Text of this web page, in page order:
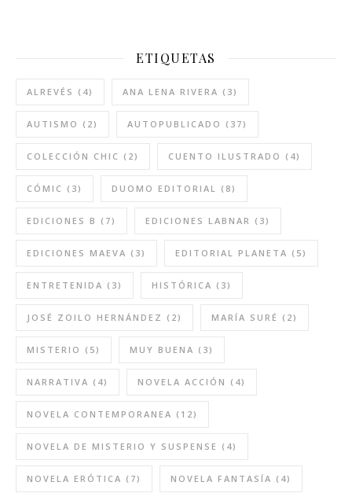
ETIQUETAS
ALREVÉS (4) ANA LENA RIVERA (3)
AUTISMO (2) AUTOPUBLICADO (37)
COLECCIÓN CHIC (2) CUENTO ILUSTRADO (4)
CÓMIC (3) DUOMO EDITORIAL (8)
EDICIONES B (7) EDICIONES LABNAR (3)
EDICIONES MAEVA (3) EDITORIAL PLANETA (5)
ENTRETENIDA (3) HISTÓRICA (3)
JOSÉ ZOILO HERNÁNDEZ (2) MARÍA SURÉ (2)
MISTERIO (5) MUY BUENA (3)
NARRATIVA (4) NOVELA ACCIÓN (4)
NOVELA CONTEMPORANEA (12)
NOVELA DE MISTERIO Y SUSPENSE (4)
NOVELA ERÓTICA (7) NOVELA FANTASÍA (4)